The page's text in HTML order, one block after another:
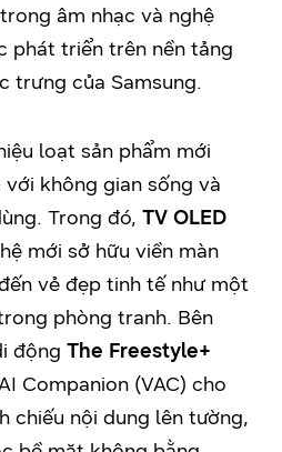
âm nhạc và nghệ
phát triển trên nền tảng
trưng của Samsung.
loạt sản phẩm mới
không gian sống và
Trong đó, TV OLED
mới sở hữu viền màn
vẻ đẹp tinh tế như một
phòng tranh. Bên
động The Freestyle+
Companion (VAC) cho
chiếu nội dung lên tường,